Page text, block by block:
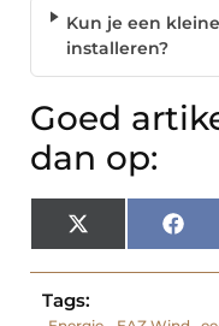
Kun je een
installeren?
Goed
dan op:
X
(Twitter)
Tags: